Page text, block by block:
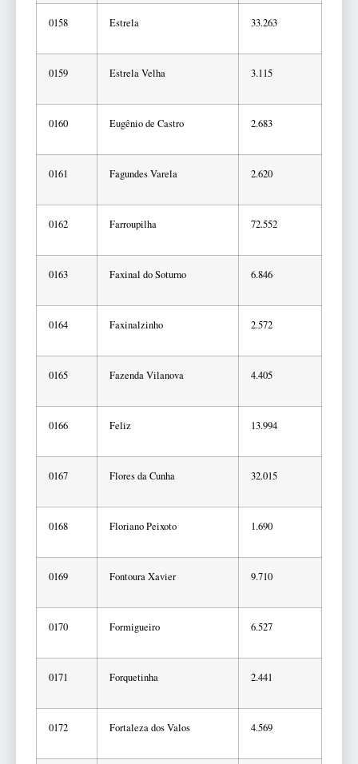
0158 Estrela 33.263
0159 Estrela Velha 3.115
0160 Eugênio de Castro 2.683
0161 Fagundes Varela 2.620
0162 Farroupilha 72.552
0163 Faxinal do Soturno 6.846
0164 Faxinalzinho 2.572
0165 Fazenda Vilanova 4.405
0166 Feliz 13.994
0167 Flores da Cunha 32.015
0168 Floriano Peixoto 1.690
0169 Fontoura Xavier 9.710
0170 Formigueiro 6.527
0171 Forquetinha 2.441
0172 Fortaleza dos Valos 4.569